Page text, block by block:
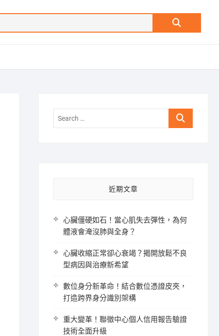
Search
Search
近期文章
心臟僵硬如石！當心肌失去彈性，為何
體液會淹沒肺與全身？
心臟收縮正常卻心衰竭？揭開放鬆不良
型病因與治療新希望
數位身分新革命！結合數位憑證皮夾，
打造跨界身分識別架構
重大變革！聯徵中心個人信用報告驗證
技術全面升級